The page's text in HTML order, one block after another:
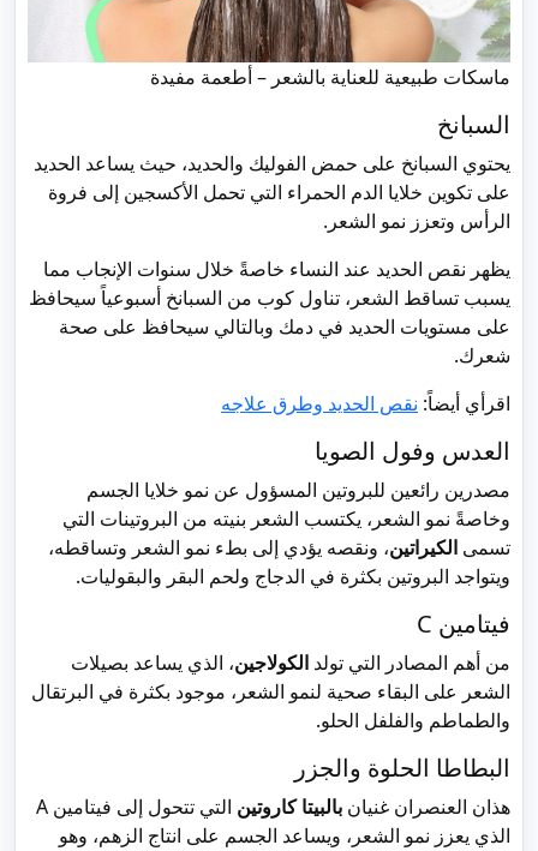
ماسكات طبيعية للعناية بالشعر – أطعمة مفيدة
السبانخ
يحتوي السبانخ على حمض الفوليك والحديد، حيث يساعد الحديد
على تكوين خلايا الدم الحمراء التي تحمل الأكسجين إلى فروة
الرأس وتعزز نمو الشعر.
يظهر نقص الحديد عند النساء خاصةً خلال سنوات الإنجاب مما
يسبب تساقط الشعر، تناول كوب من السبانخ أسبوعياً سيحافظ
على مستويات الحديد في دمك وبالتالي سيحافظ على صحة
شعرك.
اقرأي أيضاً: نقص الحديد وطرق علاجه
العدس وفول الصويا
مصدرين رائعين للبروتين المسؤول عن نمو خلايا الجسم
وخاصةً نمو الشعر، يكتسب الشعر بنيته من البروتينات التي
تسمى الكيراتين، ونقصه يؤدي إلى بطء نمو الشعر وتساقطه،
ويتواجد البروتين بكثرة في الدجاج ولحم البقر والبقوليات.
فيتامين C
من أهم المصادر التي تولد الكولاجين، الذي يساعد بصيلات
الشعر على البقاء صحية لنمو الشعر، موجود بكثرة في البرتقال
والطماطم والفلفل الحلو.
البطاطا الحلوة والجزر
هذان العنصران غنيان بالبيتا كاروتين
التي تتحول إلى فيتامين A
الذي يعزز نمو الشعر، ويساعد الجسم على انتاج الزهم، وهو